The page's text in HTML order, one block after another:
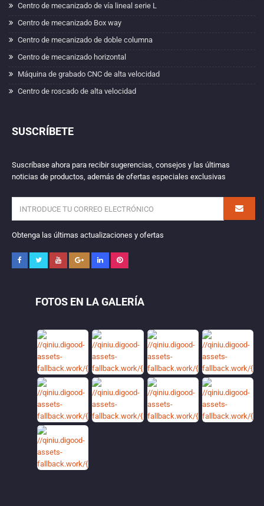
Centro de mecanizado de vía lineal serie L
Centro de mecanizado Box way
Centro de mecanizado de doble columna
Centro de mecanizado horizontal
Máquina de grabado CNC de alta velocidad
Centro de roscado de alta velocidad
SUSCRÍBETE
Suscríbase ahora para recibir sugerencias, consejos y las últimas
noticias de productos, además de ofertas especiales exclusivas
Obtenga las últimas actualizaciones y ofertas
FOTOS EN LA GALERÍA